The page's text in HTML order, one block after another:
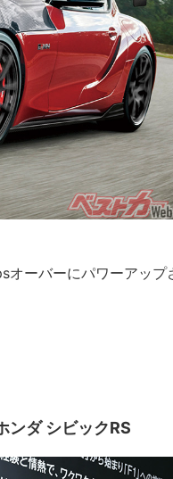
ーバーにパワーアップ
ンダ シビックRS